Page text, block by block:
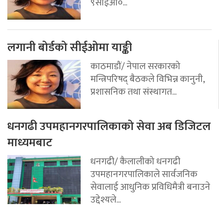
लगानी बोर्डको सीईओमा याङ्की
काठमाडौं/ नेपाल सरकारको
मन्त्रिपरिषद् बैठकले विभिन्न कानुनी,
प्रशासनिक तथा संस्थागत...
धनगढी उपमहानगरपालिकाको सेवा अब डिजिटल
माध्यमबाट
धनगढी/ कैलालीको धनगढी
उपमहानगरपालिकाले सार्वजनिक
सेवालाई आधुनिक प्रविधिमैत्री बनाउने
उद्देश्यले...